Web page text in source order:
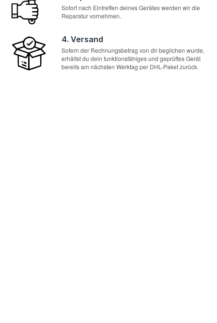
Sofort nach Eintreffen deines Gerätes werden wir die
Reparatur vornehmen.
4. Versand
Sofern der Rechnungsbetrag von dir beglichen wurde,
erhältst du dein funktionsfähiges und geprüftes Gerät
bereits am nächsten Werktag per DHL-Paket zurück.